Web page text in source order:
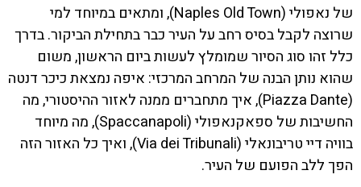
של נאפולי (Naples Old Town), ומתאים במיוחד למי
שרוצה לקבל בסיס רחב על העיר כבר בתחילת הביקור. בדרך
כלל זהו סוג הסיור שמומלץ לעשות ביום הראשון, משום
שהוא נותן הבנה של המרחב המרכזי: איפה נמצאת כיכר דנטה
(Piazza Dante), איך מתחברים ממנה לאזור ההיסטורי, מה
החשיבות של ספאקנאפולי (Spaccanapoli), מה מיוחד
בוויה דיי טריבונאלי (Via dei Tribunali), ואיך כל האזור הזה
הפך ללב הפועם של העיר.